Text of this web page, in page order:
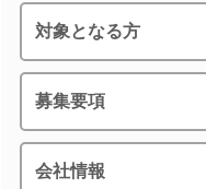
対象となる方
募集要項
会社情報